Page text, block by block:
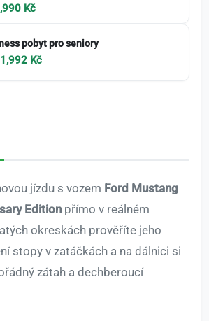
Kč
pobyt pro seniory
Kč
jízdu s vozem Ford Mustang
Edition přímo v reálném
okreskách prověříte jeho
stopy v zatáčkách a na dálnici si
zátah a dechberoucí